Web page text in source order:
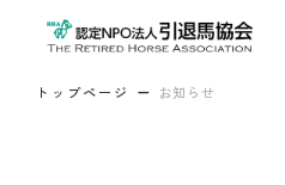
トップページ お知らせ